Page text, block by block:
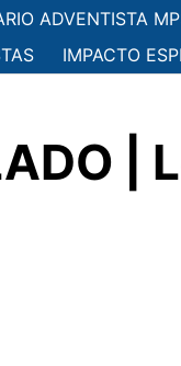
ADVENTISTA
IMPACTO